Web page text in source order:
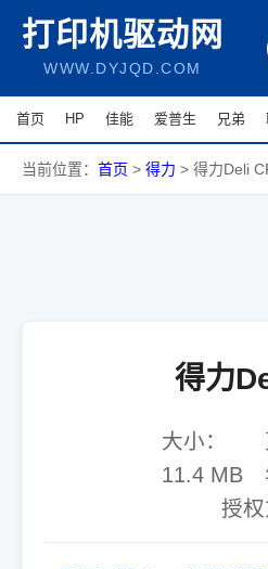
打印机驱动网
WWW.DYJQD.COM
首页 HP 佳能 爱普生 兄弟
当前位置： 首页 > 得力 > 得力Deli
得力
大小：
11.4 MB
授权